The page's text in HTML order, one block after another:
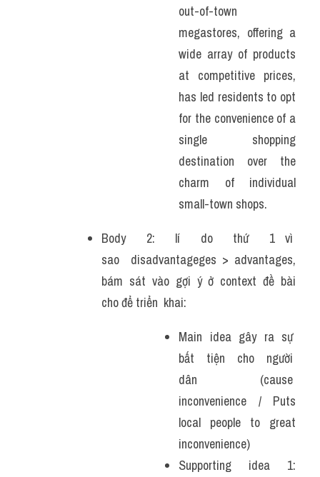
out-of-town
megastores, offering a
wide array of products
at competitive prices,
has led residents to opt
for the convenience of a
single shopping
destination over the
charm of individual
small-town shops.
Body  2:  lí  do  thứ  1 vì
sao  disadvantageges > advantages,
bám  sát  vào  gợi  ý  ở  context  đề  bài
cho để triển  khai:
Main  idea  gây  ra  sự
bất  tiện  cho  người
dân  (cause
inconvenience / Puts
local people to great
inconvenience)
Supporting  idea  1: